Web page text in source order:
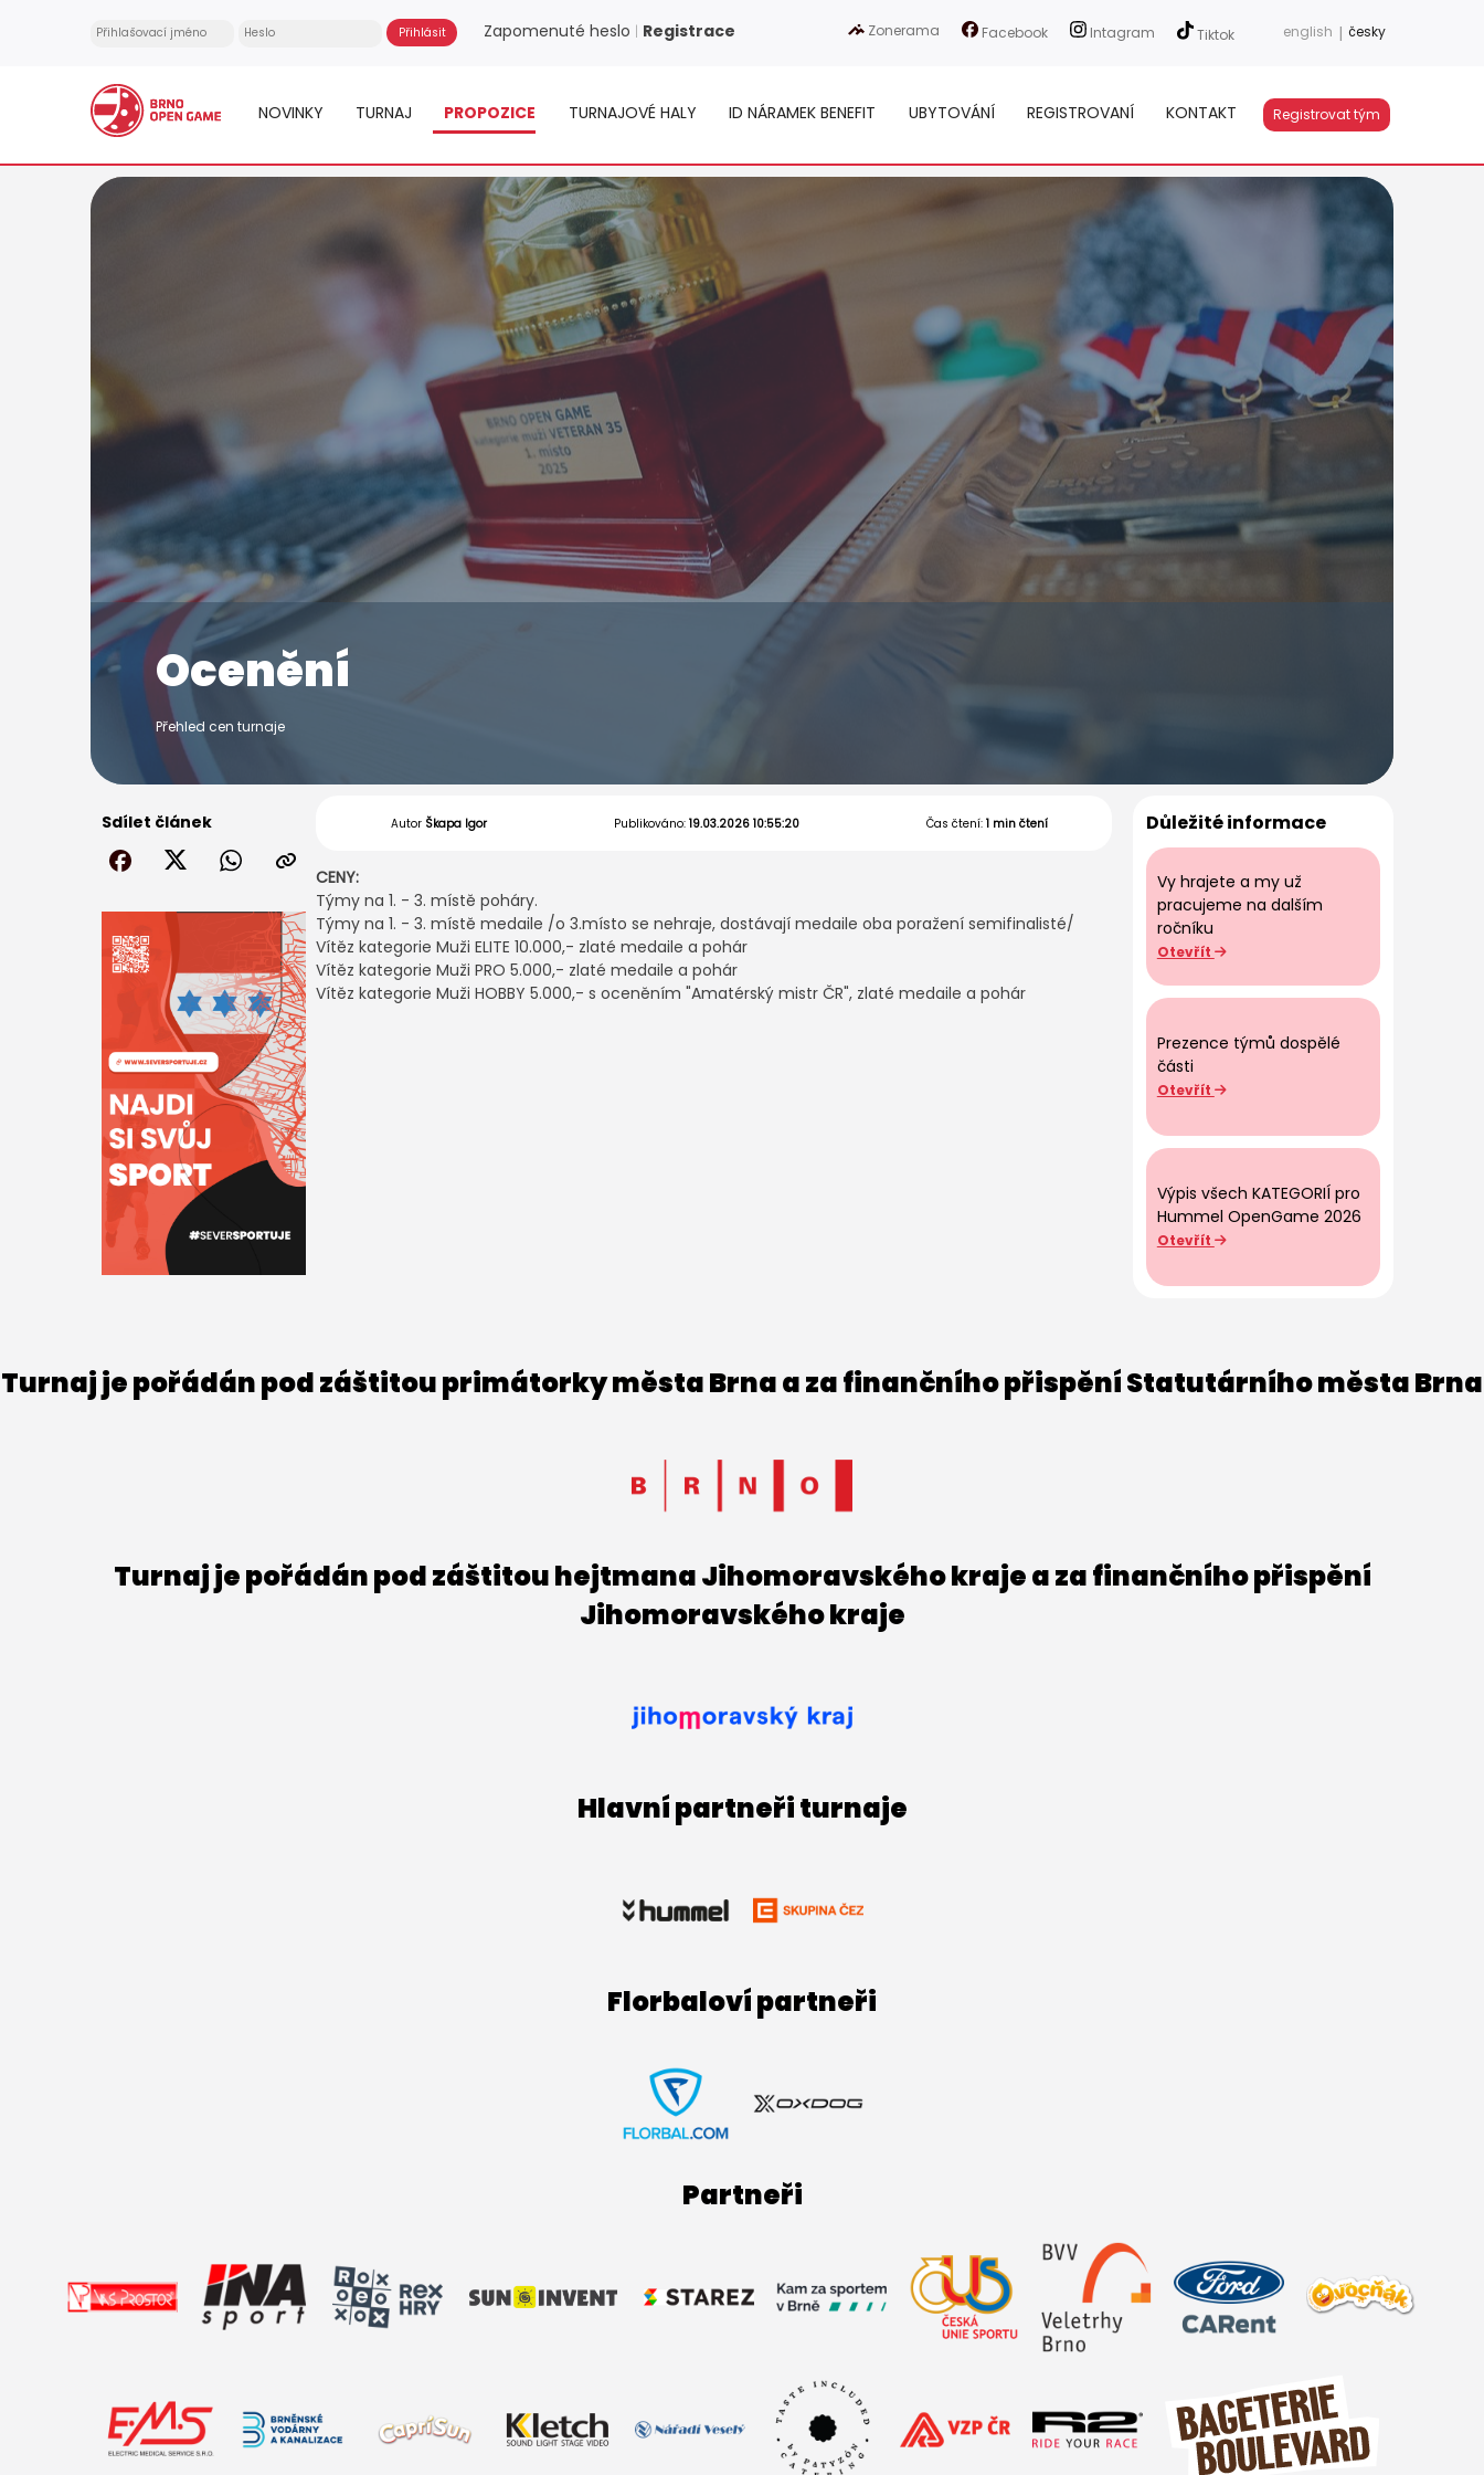
Zapomenuté heslo | Registrace Zonerama Facebook Intagram Tiktok english | česky
NOVINKY TURNAJ PROPOZICE TURNAJOVÉ HALY ID NÁRAMEK BENEFIT UBYTOVÁNÍ REGISTROVANÍ KONTAKT Registrovat tým
Ocenění
Přehled cen turnaje
Sdílet článek Autor Škapa Igor Publikováno: 19.03.2026 10:55:20 Čas čtení:1 min čtení
CENY:
Týmy na 1. - 3. místě poháry.
Týmy na 1. - 3. místě medaile /o 3.místo se nehraje, dostávají medaile oba poražení semifinalisté/
Vítěz kategorie Muži ELITE 10.000,- zlaté medaile a pohár
Vítěz kategorie Muži PRO 5.000,- zlaté medaile a pohár
Vítěz kategorie Muži HOBBY 5.000,- s oceněním "Amatérský mistr ČR", zlaté medaile a pohár
Důležité informace
Vy hrajete a my už
pracujeme na dalším
ročníku
Otevřít
Prezence týmů dospělé
části
Otevřít
Výpis všech KATEGORIÍ pro
Hummel OpenGame 2026
Otevřít
Turnaj je pořádán pod záštitou primátorky města Brna a za finančního přispění Statutárního města Brna
Turnaj je pořádán pod záštitou hejtmana Jihomoravského kraje a za finančního přispění
Jihomoravského kraje
Hlavní partneři turnaje
Florbaloví partneři
Partneři